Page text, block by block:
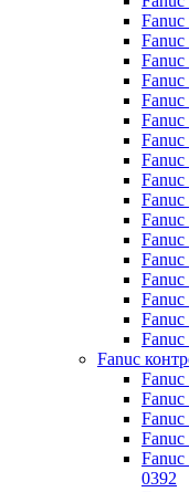
Fanuc
Fanuc
Fanuc
Fanuc
0392